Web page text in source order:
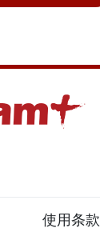
使用条款